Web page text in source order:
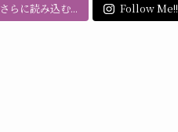
さらに読み込む... Follow Me!!